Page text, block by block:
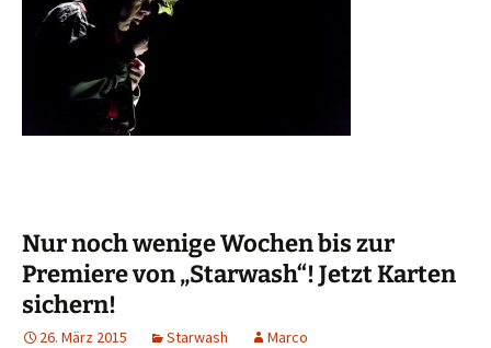
Nur noch wenige Wochen bis zur
Premiere von „Starwash“! Jetzt Karten
sichern!
26. März 2015 Starwash Marco